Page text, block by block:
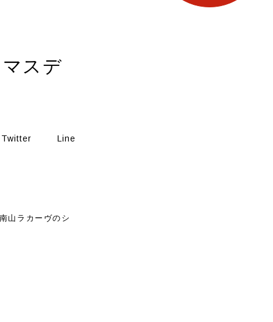
スデ
Twitter Line
山ラカーヴのシ